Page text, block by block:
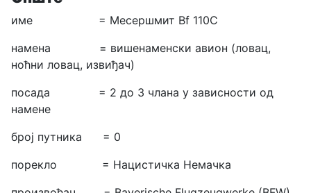
име = Месершмит Bf 110C
намена = вишенаменски авион (ловац,
ноћни ловац, извиђач)
посада = 2 до 3 члана у зависности од
намене
број путника = 0
порекло = Нацистичка Немачка